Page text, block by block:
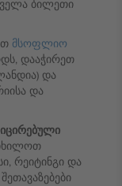
ბილეთი
მსოფლიო
დააჭირეთ
და
და
რეიტინგი და